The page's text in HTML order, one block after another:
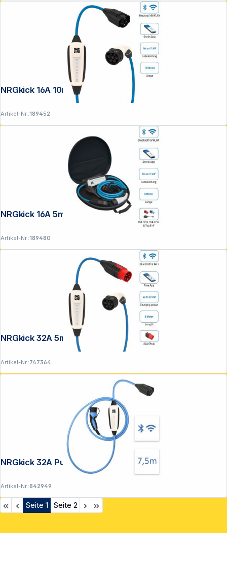
NRGkick 16A 10m Pure
Artikel-Nr.:189452
NRGkick 16A 5m Set Optimal
Artikel-Nr.:189480
NRGkick 32A 5m Standard WLAN
Artikel-Nr.:747364
NRGkick 32A Pure 7,5m WLAN
Artikel-Nr.:842949
Seite 1 Seite 2
Copyright © 2001 - 2026 DGH - Alle Rechte vorbehalten.